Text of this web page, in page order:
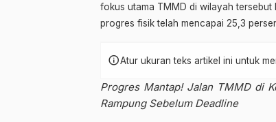
fokus utama TMMD di wilayah tersebut
progres fisik telah mencapai 25,3
infoAtur ukuran teks artikel ini untuk
Progres Mantap! Jalan TMMD di
Rampung Sebelum Deadline